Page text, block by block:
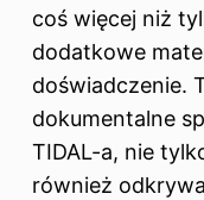
coś więcej niż
dodatkowe
doświadczenie.
dokumentalne
TIDAL-a, nie
również